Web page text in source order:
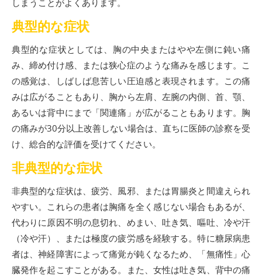
典型的な症状
典型的な症状としては、胸の中央またはやや左側に鈍い痛
み、締め付け感、または狭心症のような痛みを感じます。こ
の感覚は、しばしば息苦しい圧迫感と表現されます。この痛
みは広がることもあり、胸から左肩、左腕の内側、首、顎、
あるいは背中にまで「関連痛」が広がることもあります。胸
の痛みが30分以上改善しない場合は、直ちに医師の診察を受
け、総合的な評価を受けてください。
非典型的な症状
非典型的な症状は、疲労、風邪、または胃腸炎と間違えられ
やすい。これらの患者は胸痛を全く感じない場合もあるが、
代わりに原因不明の息切れ、めまい、吐き気、嘔吐、冷や汗
（冷や汗）、または極度の疲労感を経験する。特に糖尿病患
者は、神経障害によって痛覚が鈍くなるため、「無痛性」心
臓発作を起こすことがある。また、女性は吐き気、背中の痛